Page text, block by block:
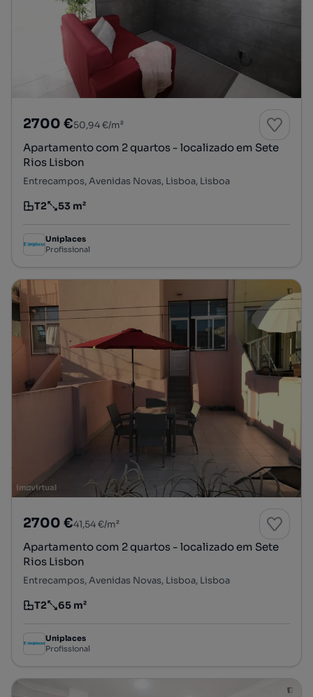
2700 €50,94 €/m²
Apartamento com 2 quartos - localizado em Sete
Rios Lisbon
Entrecampos, Avenidas Novas, Lisboa, Lisboa
Tipologia
T2
Preço por metro quadrado
53 m²
Uniplaces
Profissional
2700 €41,54 €/m²
Apartamento com 2 quartos - localizado em Sete
Rios Lisbon
Entrecampos, Avenidas Novas, Lisboa, Lisboa
Tipologia
T2
Preço por metro quadrado
65 m²
Uniplaces
Profissional